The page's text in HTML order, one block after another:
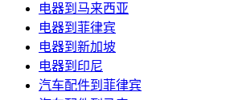
电器到马来西亚
电器到菲律宾
电器到新加坡
电器到印尼
汽车配件到菲律宾